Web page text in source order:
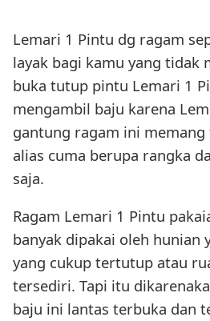
Lemari 1 Pintu dg ragam
layak bagi kamu yang tidak
buka tutup pintu Lemari 1
mengambil baju karena
gantung ragam ini
alias cuma berupa rangka
saja.
Ragam Lemari 1 Pintu
banyak dipakai oleh hunian
yang cukup tertutup atau
tersediri. Tapi itu
baju ini lantas terbuka dan